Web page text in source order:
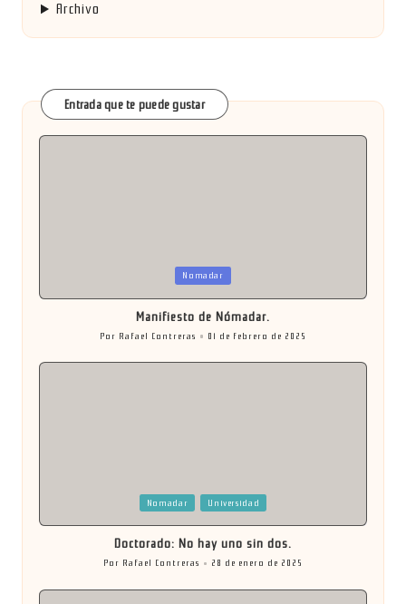
Archivo
Entrada que te puede gustar
Nomadar
Manifiesto de Nómadar.
por
Por Rafael Contreras 01 de febrero de 2025
Nomadar Universidad
Doctorado: No hay uno sin dos.
Por Rafael Contreras 28 de enero de 2025